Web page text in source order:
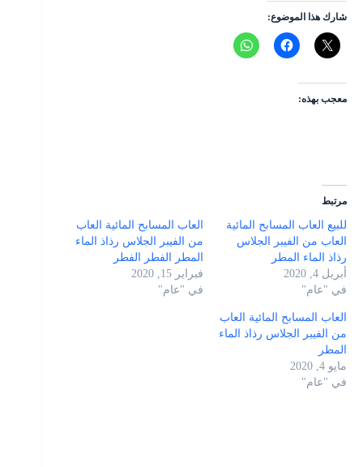
شارك هذا الموضوع:
معجب بهذه:
مرتبط
للبيع العاب المسابح المائية
العاب من الفيبر الجلاس
رذاذ الماء المطر
أبريل 4, 2020
في "عام"
العاب المسابح المائية العاب
من الفيبر الجلاس رذاذ الماء
المطر الفطر الفطر
فبراير 15, 2020
في "عام"
العاب المسابح المائية العاب
من الفيبر الجلاس رذاذ الماء
المطر
مايو 4, 2020
في "عام"